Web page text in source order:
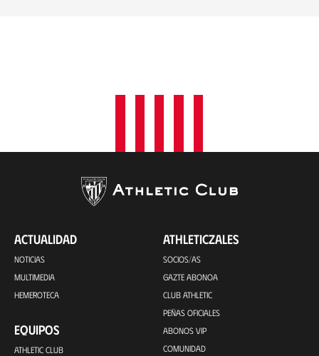
ACTUALIDAD
NOTICIAS
MULTIMEDIA
HEMEROTECA
EQUIPOS
ATHLETIC CLUB
ATHLETICZALES
SOCIOS/AS
GAZTE ABONOA
CLUB ATHLETIC
PEÑAS OFICIALES
ABONOS VIP
COMUNIDAD